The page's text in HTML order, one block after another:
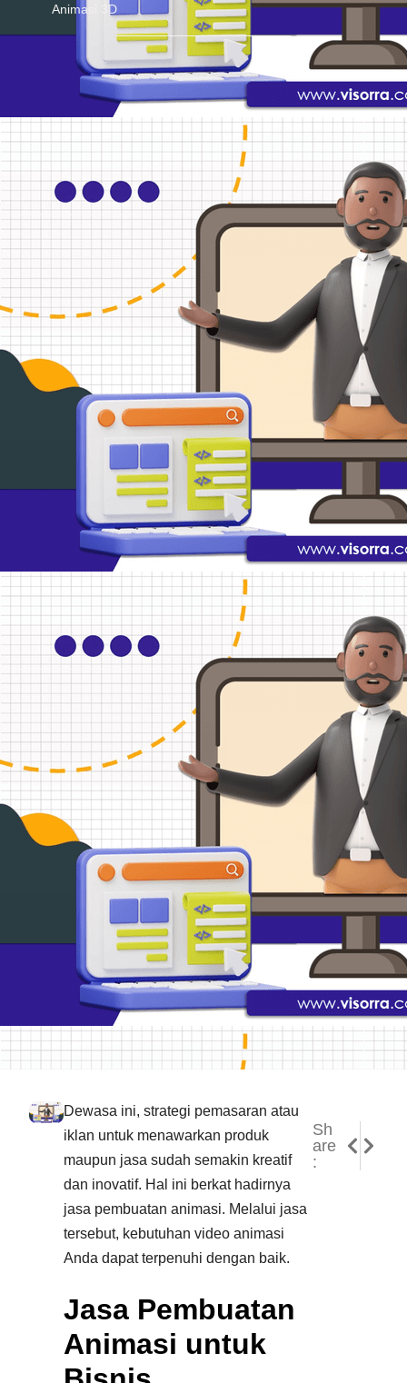
Animasi 3D
Dewasa ini, strategi pemasaran atau
iklan untuk menawarkan produk
maupun jasa sudah semakin kreatif
dan inovatif. Hal ini berkat hadirnya
jasa pembuatan animasi. Melalui jasa
tersebut, kebutuhan video animasi
Anda dapat terpenuhi dengan baik.
Jasa Pembuatan
Animasi untuk
Sh
are
:
Jasa
Harga